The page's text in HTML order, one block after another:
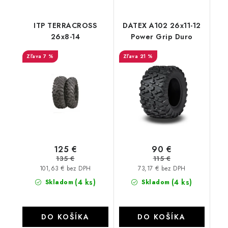
ITP TERRACROSS
26x8-14
7 %
Skladom (4 ks)
101,63 € bez DPH
125 €
135 €
DO KOŠÍKA
DATEX A102 26x11-12
Power Grip Duro
21 %
Skladom (4 ks)
73,17 € bez DPH
90 €
115 €
DO KOŠÍKA